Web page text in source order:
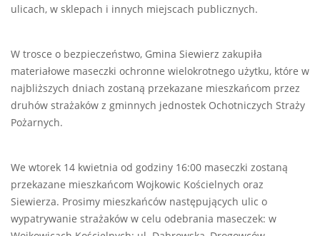
ulicach, w sklepach i innych miejscach publicznych.
W trosce o bezpieczeństwo, Gmina Siewierz zakupiła
materiałowe maseczki ochronne wielokrotnego użytku, które w
najbliższych dniach zostaną przekazane mieszkańcom przez
druhów strażaków z gminnych jednostek Ochotniczych Straży
Pożarnych.
We wtorek 14 kwietnia od godziny 16:00 maseczki zostaną
przekazane mieszkańcom Wojkowic Kościelnych oraz
Siewierza. Prosimy mieszkańców następujących ulic o
wypatrywanie strażaków w celu odebrania maseczek: w